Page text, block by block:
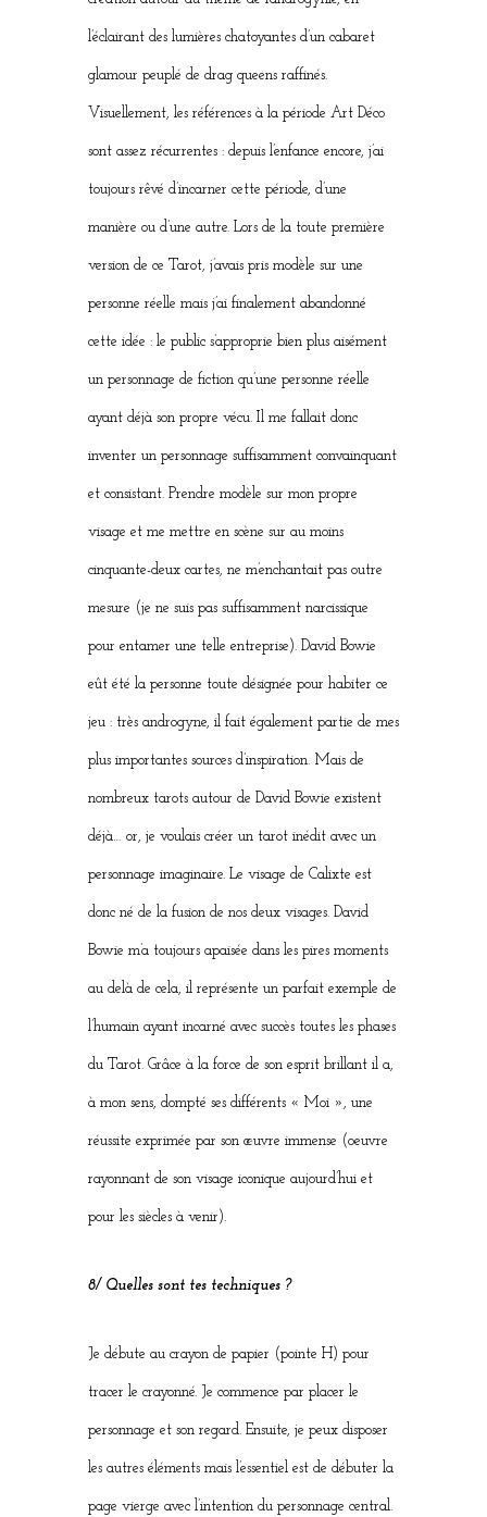
l’éclairant des lumières chatoyantes d’un cabaret
glamour peuplé de drag queens raffinés.
Visuellement, les références à la période Art Déco
sont assez récurrentes : depuis l’enfance encore, j’ai
toujours rêvé d’incarner cette période, d’une
manière ou d’une autre. Lors de la toute première
version de ce Tarot, j’avais pris modèle sur une
personne réelle mais j’ai finalement abandonné
cette idée : le public s’approprie bien plus aisément
un personnage de fiction qu’une personne réelle
ayant déjà son propre vécu. Il me fallait donc
inventer un personnage suffisamment convainquant
et consistant. Prendre modèle sur mon propre
visage et me mettre en scène sur au moins
cinquante-deux cartes, ne m’enchantait pas outre
mesure (je ne suis pas suffisamment narcissique
pour entamer une telle entreprise). David Bowie
eût été la personne toute désignée pour habiter ce
jeu : très androgyne, il fait également partie de mes
plus importantes sources d’inspiration. Mais de
nombreux tarots autour de David Bowie existent
déjà… or, je voulais créer un tarot inédit avec un
personnage imaginaire. Le visage de Calixte est
donc né de la fusion de nos deux visages. David
Bowie m’a toujours apaisée dans les pires moments
au delà de cela, il représente un parfait exemple de
l’humain ayant incarné avec succès toutes les phases
du Tarot. Grâce à la force de son esprit brillant il a,
à mon sens, dompté ses différents « Moi », une
réussite exprimée par son œuvre immense (oeuvre
rayonnant de son visage iconique aujourd’hui et
pour les siècles à venir).
8/ Quelles sont tes techniques ?
Je débute au crayon de papier (pointe H) pour
tracer le crayonné. Je commence par placer le
personnage et son regard. Ensuite, je peux disposer
les autres éléments mais l’essentiel est de débuter la
page vierge avec l’intention du personnage central.